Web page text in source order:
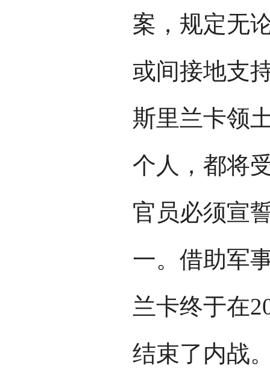
案，规定无
或间接地支
斯里兰卡领
个人，都将
官员必须宣
一。借助军
兰卡终于在
结束了内战